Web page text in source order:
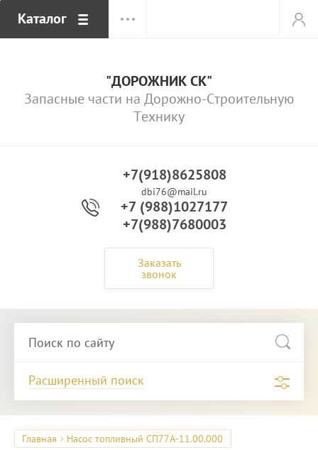
Каталог
"ДОРОЖНИК СК"
Запасные части на Дорожно-Строительную
Технику
+7(918)8625808
dbi76@mail.ru
+7 (988)1027177
+7(988)7680003
Заказать
звонок
Расширенный поиск
Главная Насос топливный СП77А-11.00.000